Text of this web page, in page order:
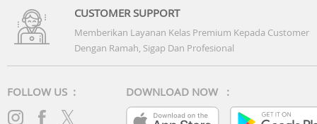
Sistem
Android 16
• 3x Android Update
• 5 Tahun Security Update
CUSTOMER SUPPORT
Memberikan Layanan Kelas Premium Kepada Customer
Dengan Ramah, Sigap Dan Profesional
FOLLOW US : DOWNLOAD NOW :